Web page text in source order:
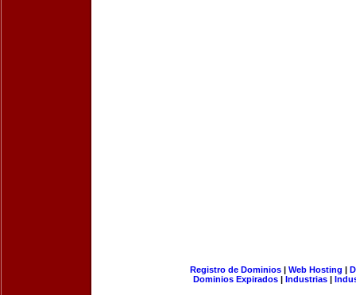
Registro de Dominios| Web Hosting |
Dominios Expirados | Industrias |